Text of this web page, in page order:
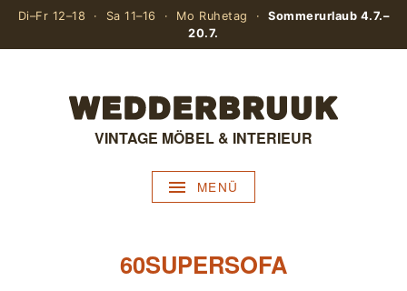
Di–Fr 12–18 · Sa 11–16 · Mo Ruhetag ·Sommerurlaub 4.7.–
20.7.
VINTAGE MÖBEL & INTERIEUR
MENÜ
60SUPERSOFA